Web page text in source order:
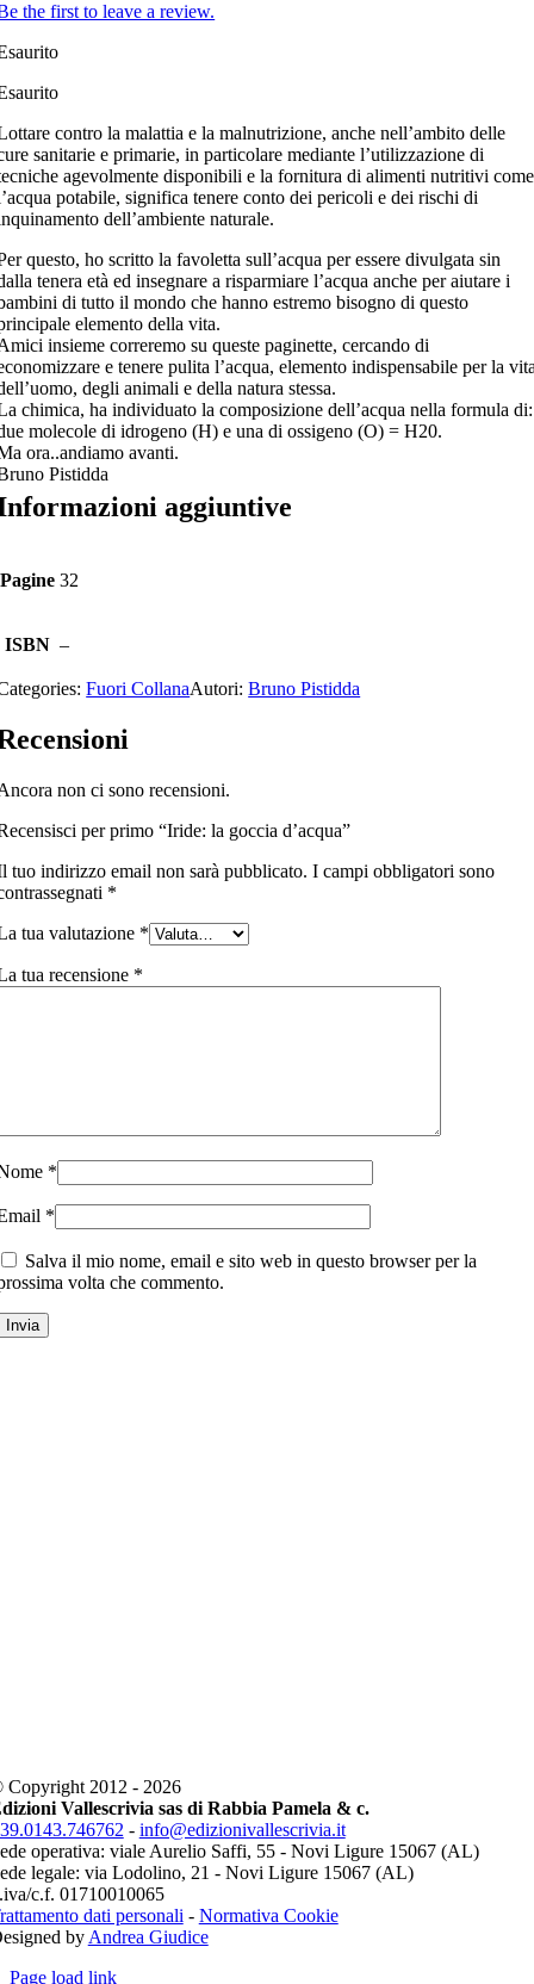
the first to leave a review.
contro la malattia e la malnutrizione, anche nell’ambito delle
sanitarie e primarie, in particolare mediante l’utilizzazione di
agevolmente disponibili e la fornitura di alimenti nutritivi come
potabile, significa tenere conto dei pericoli e dei rischi di
dell’ambiente naturale.
questo, ho scritto la favoletta sull’acqua per essere divulgata sin
tenera età ed insegnare a risparmiare l’acqua anche per aiutare i
di tutto il mondo che hanno estremo bisogno di questo
elemento della vita.
insieme correremo su queste paginette, cercando di
e tenere pulita l’acqua, elemento indispensabile per la
degli animali e della natura stessa.
chimica, ha individuato la composizione dell’acqua nella formula di:
molecole di idrogeno (H) e una di ossigeno (O) = H20.
ora..andiamo avanti.
Pistidda
aggiuntive
Pagine 32
ISBN –
Fuori CollanaAutori:Bruno Pistidda
non ci sono recensioni.
per primo “Iride: la goccia d’acqua”
tuo indirizzo email non sarà pubblicato. I campi obbligatori sono
*
tua valutazione *
tua recensione *
*
*
Salva il mio nome, email e sito web in questo browser per la
volta che commento.
Copyright 2012 - 2026
Vallescrivia sas di Rabbia Pamela & c.
- info@edizionivallescrivia.it
operativa: viale Aurelio Saffi, 55 - Novi Ligure 15067 (AL)
legale: via Lodolino, 21 - Novi Ligure 15067 (AL)
c.f. 01710010065
dati personali - Normativa Cookie
by Andrea Giudice
Page load link